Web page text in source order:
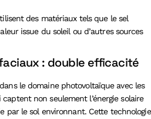
des matériaux tels que le sel
issue du soleil ou d’autres sources
: double efficacité
le domaine photovoltaïque avec les
non seulement l’énergie solaire
par le sol environnant. Cette technologie